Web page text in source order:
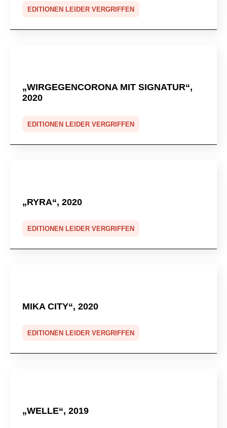
EDITIONEN LEIDER VERGRIFFEN
„WIRGEGENCORONA MIT SIGNATUR“,
2020
EDITIONEN LEIDER VERGRIFFEN
„RYRA“, 2020
EDITIONEN LEIDER VERGRIFFEN
MIKA CITY“, 2020
EDITIONEN LEIDER VERGRIFFEN
„WELLE“, 2019